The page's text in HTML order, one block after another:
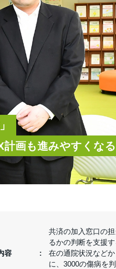
画も進みやすくな
容
共済の加入窓口の
るかの判断を支援
在の通院状況など
に、3000の傷病を